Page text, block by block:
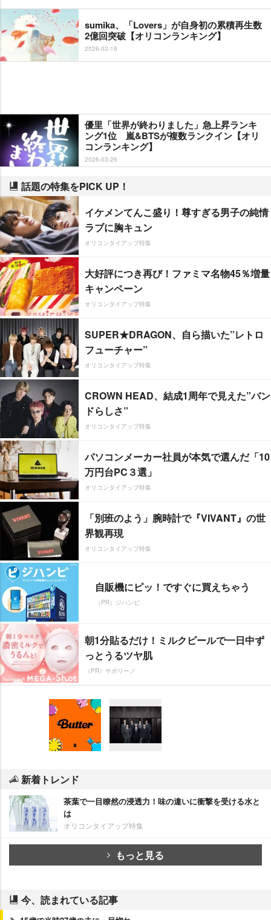
sumika、「Lovers」が自身初の累積再生数
2億回突破【オリコンランキング】
2026-02-18
優里「世界が終わりました」急上昇ランキ
ング1位 嵐&BTSが複数ランクイン【オリ
コンランキング】
2026-03-26
話題の特集をPICK UP！
イケメンてんこ盛り！尊すぎる男子の純情
ラブに胸キュン
オリコンタイアップ特集
大好評につき再び！ファミマ名物45％増量
キャンペーン
オリコンタイアップ特集
SUPER★DRAGON、自ら描いた”レトロ
フューチャー”
オリコンタイアップ特集
CROWN HEAD、結成1周年で見えた”バン
ドらしさ”
オリコンタイアップ特集
パソコンメーカー社員が本気で選んだ「10
万円台PC３選」
オリコンタイアップ特集
「別班のよう」腕時計で『VIVANT』の世
界観再現
オリコンタイアップ特集
自販機にピッ！ですぐに買えちゃう
（PR）ジハンピ
朝1分貼るだけ！ミルクピールで一日中ず
っとうるツヤ肌
（PR）サボリーノ
新着トレンド
茶葉で一目瞭然の浸透力！味の違いに衝撃を受ける水と
は
オリコンタイアップ特集
もっと見る
今、読まれている記事